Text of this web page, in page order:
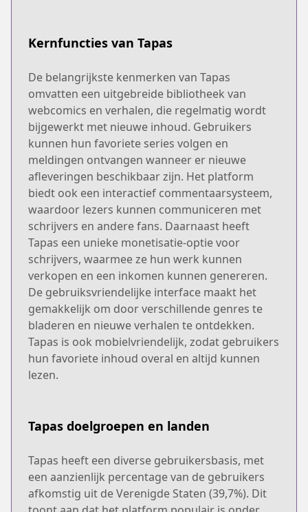
Kernfuncties van Tapas
De belangrijkste kenmerken van Tapas
omvatten een uitgebreide bibliotheek van
webcomics en verhalen, die regelmatig wordt
bijgewerkt met nieuwe inhoud. Gebruikers
kunnen hun favoriete series volgen en
meldingen ontvangen wanneer er nieuwe
afleveringen beschikbaar zijn. Het platform
biedt ook een interactief commentaarsysteem,
waardoor lezers kunnen communiceren met
schrijvers en andere fans. Daarnaast heeft
Tapas een unieke monetisatie-optie voor
schrijvers, waarmee ze hun werk kunnen
verkopen en een inkomen kunnen genereren.
De gebruiksvriendelijke interface maakt het
gemakkelijk om door verschillende genres te
bladeren en nieuwe verhalen te ontdekken.
Tapas is ook mobielvriendelijk, zodat gebruikers
hun favoriete inhoud overal en altijd kunnen
lezen.
Tapas doelgroepen en landen
Tapas heeft een diverse gebruikersbasis, met
een aanzienlijk percentage van de gebruikers
afkomstig uit de Verenigde Staten (39,7%). Dit